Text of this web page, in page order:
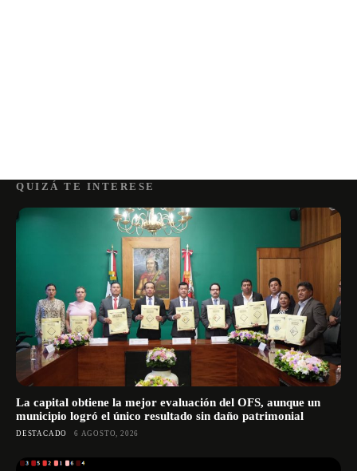
QUIZÁ TE INTERESE
La capital obtiene la mejor evaluación del OFS, aunque un
municipio logró el único resultado sin daño patrimonial
DESTACADO 6 AGOSTO, 2026